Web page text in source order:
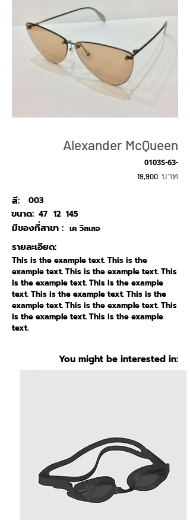
Alexander McQueen
0103S-63-
19,900 บาท
สี:
003
47
ขนาด: 12 145
เค วิลเลจ
มีของที่สาขา :
รายละเอียด:
This is the example text. This is the
example text. This is the example text. This
is the example text. This is the example
text. This is the example text. This is the
example text. This is the example text. This
is the example text. This is the example
text.
You might be interested in: